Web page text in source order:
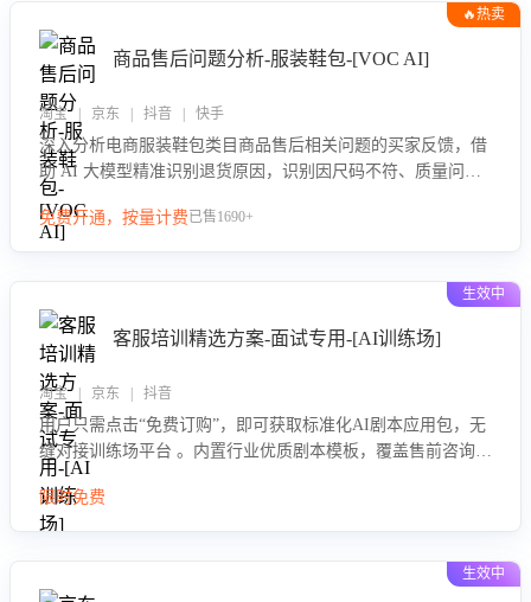
🔥热卖
商品售后问题分析-服装鞋包-[VOC AI]
淘宝 | 京东 | 抖音 | 快手
深入分析电商服装鞋包类目商品售后相关问题的买家反馈，借
助 AI 大模型精准识别退货原因，识别因尺码不符、质量问题
等导致的退货原因，给出全方位优化产品与服务的建议，助力
商家优化产品或服务，实现销售额的显著提升。
免费开通，按量计费已售1690+
生效中
客服培训精选方案-面试专用-[AI训练场]
淘宝 | 京东 | 抖音
用户只需点击“免费订购”，即可获取标准化AI剧本应用包，无
缝对接训练场平台 。内置行业优质剧本模板，覆盖售前咨询、
售后处理等全场景，消除复杂部署流程，节省90%的初始化时
间，助力企业快速启动智能客服训练
限时免费
生效中